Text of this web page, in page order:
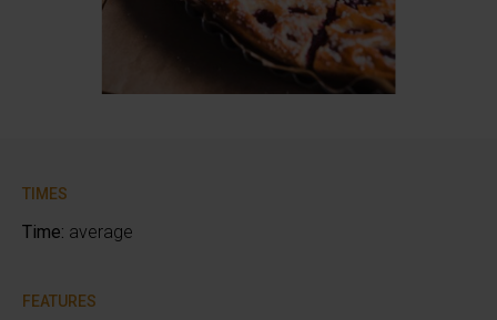
TIMES
Time: average
FEATURES